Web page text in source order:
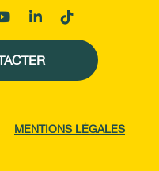
MENTIONS LÉGALES